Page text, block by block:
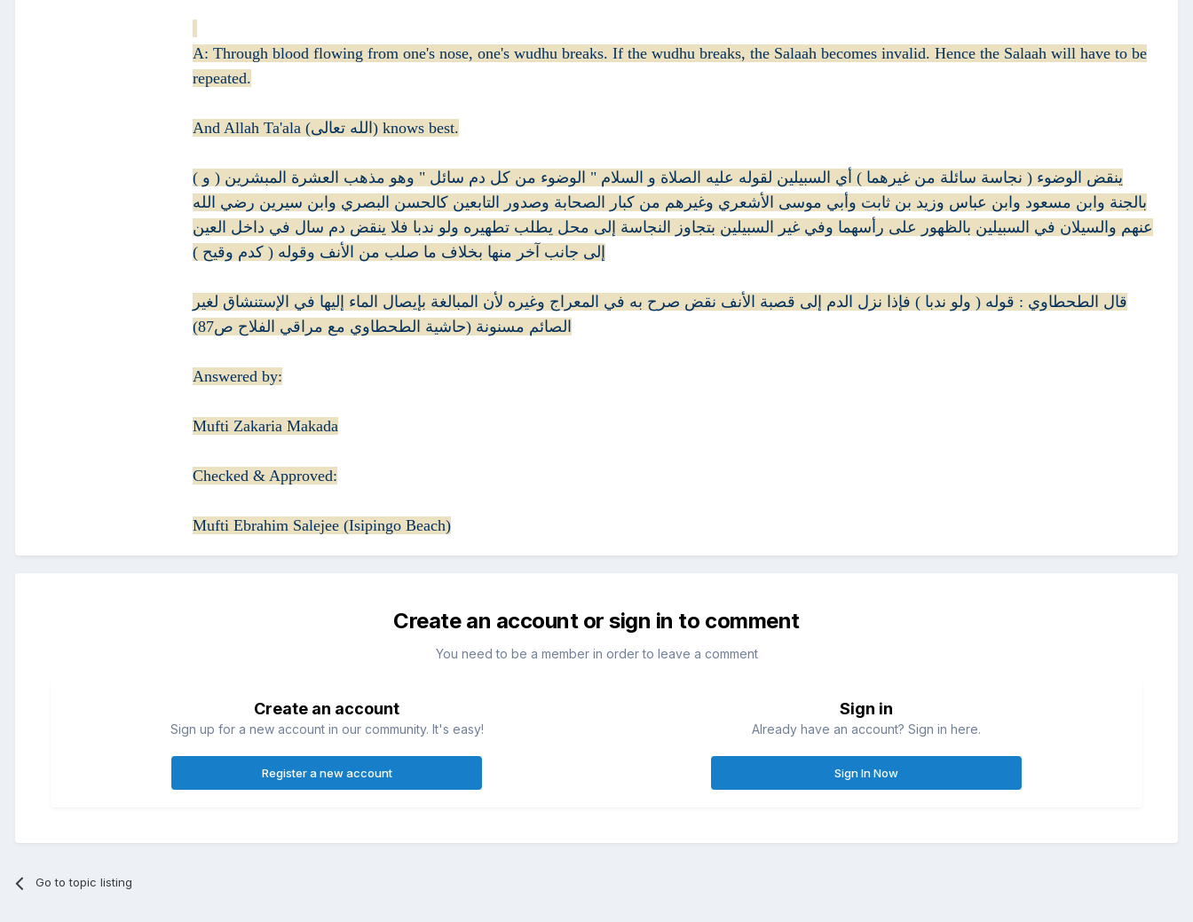
A: Through blood flowing from one's nose, one's wudhu breaks. If the wudhu breaks, the Salaah becomes invalid. Hence the Salaah will have to be
repeated.
And Allah Ta'ala (الله تعالى) knows best.
( و ) ينقض الوضوء ( نجاسة سائلة من غيرهما ) أي السبيلين لقوله عليه الصلاة و السلام " الوضوء من كل دم سائل " وهو مذهب العشرة المبشرين
بالجنة وابن مسعود وابن عباس وزيد بن ثابت وأبي موسى الأشعري وغيرهم من كبار الصحابة وصدور التابعين كالحسن البصري وابن سيرين رضي الله
عنهم والسيلان في السبيلين بالظهور على رأسهما وفي غير السبيلين بتجاوز النجاسة إلى محل يطلب تطهيره ولو ندبا فلا ينقض دم سال في داخل العين
إلى جانب آخر منها بخلاف ما صلب من الأنف وقوله ( كدم وقيح )
قال الطحطاوي : قوله ( ولو ندبا ) فإذا نزل الدم إلى قصبة الأنف نقض صرح به في المعراج وغيره لأن المبالغة بإيصال الماء إليها في الإستنشاق لغير
الصائم مسنونة (حاشية الطحطاوي مع مراقي الفلاح ص87)
Answered by:
Mufti Zakaria Makada
Checked & Approved:
Mufti Ebrahim Salejee (Isipingo Beach)
Create an account or sign in to comment
You need to be a member in order to leave a comment
Create an account
Sign up for a new account in our community. It's easy!
Register a new account
Sign in
Already have an account? Sign in here.
Sign In Now
Go to topic listing